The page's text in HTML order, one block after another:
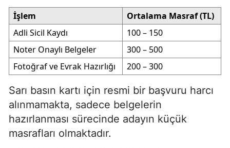
İşlem
Ortalama Masraf (TL)
Adli Sicil Kaydı
100 – 150
Noter Onaylı Belgeler
300 – 500
Fotoğraf ve Evrak Hazırlığı
200 – 300
Sarı basın kartı için resmi bir başvuru harcı
alınmamakta, sadece belgelerin
hazırlanması sürecinde adayın küçük
masrafları olmaktadır.